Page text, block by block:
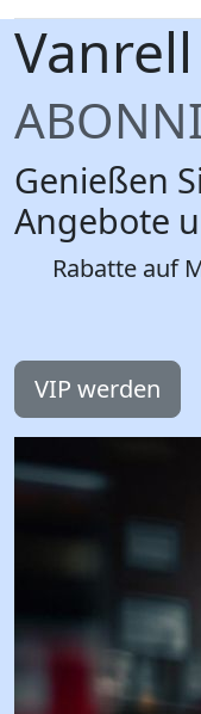
Vanrell
Genießen
Angebote
Rabatte auf
VIP werden